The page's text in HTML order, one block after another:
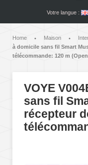
Votre langue :
Home • Maison •
à domicile sans fil Smart
télécommande: 120 m
VOYE
sans fil
récepteur